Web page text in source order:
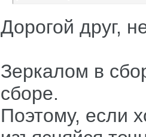
Дорогой друг,
Зеркалом в
сборе.
Поэтому, если